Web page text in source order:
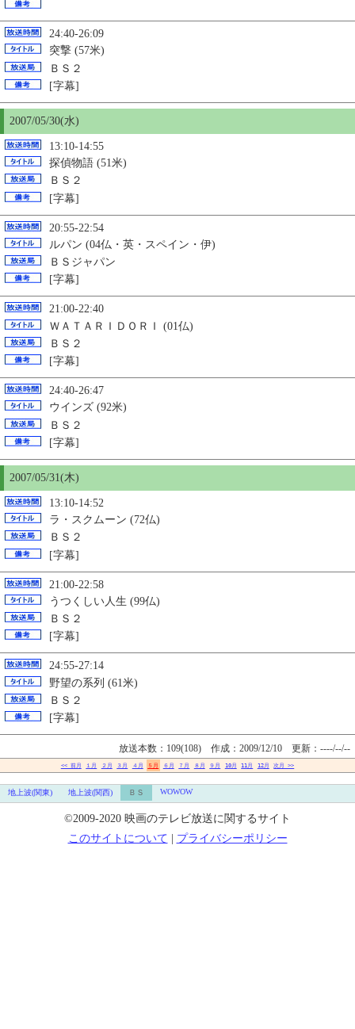
24:40-26:09
突撃 (57米)
ＢＳ２
[字幕]
2007/05/30(水)
13:10-14:55
探偵物語 (51米)
ＢＳ２
[字幕]
20:55-22:54
ルパン (04仏・英・スペイン・伊)
ＢＳジャパン
[字幕]
21:00-22:40
ＷＡＴＡＲＩＤＯＲＩ (01仏)
ＢＳ２
[字幕]
24:40-26:47
ウインズ (92米)
ＢＳ２
[字幕]
2007/05/31(木)
13:10-14:52
ラ・スクムーン (72仏)
ＢＳ２
[字幕]
21:00-22:58
うつくしい人生 (99仏)
ＢＳ２
[字幕]
24:55-27:14
野望の系列 (61米)
ＢＳ２
[字幕]
放送本数：109(108) 作成：2009/12/10 更新：----/--/--
<< 前月 １月 ２月 ３月 ４月 ５月 ６月 ７月 ８月 ９月 10月 11月 12月 次月 >>
地上波(関東) 地上波(関西) ＢＳ WOWOW
©2009-2020 映画のテレビ放送に関するサイト
このサイトについて | プライバシーポリシー